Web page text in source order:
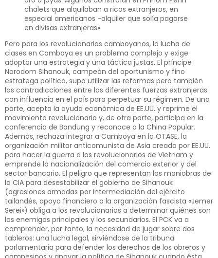
chalets que alquilaban a ricos extranjeros, en
especial americanos -alquiler que solía pagarse
en divisas extranjeras».
Pero para los revolucionarios camboyanos, la lucha de
clases en Camboya es un problema complejo y exige
adoptar una estrategia y una táctica justas. El príncipe
Norodom Sihanouk, campeón del oportunismo y fino
estratega político, supo utilizar las reformas pero también
las contradicciones entre las diferentes fuerzas extranjeras
con influencia en el país para perpetuar su régimen. De una
parte, acepta la ayuda económica de EE.UU. y reprime el
movimiento revolucionario y, de otra parte, participa en la
conferencia de Bandung y reconoce a la China Popular.
Además, rechaza integrar a Camboya en la OTASE, la
organización militar anticomunista de Asia creada por EE.UU.
para hacer la guerra a los revolucionarios de Vietnam y
emprende la nacionalización del comercio exterior y del
sector bancario. El peligro que representan las maniobras de
la CIA para desestabilizar el gobierno de Sihanouk
(agresiones armadas por intermediación del ejército
tailandés, apoyo financiero a la organización fascista «Jemer
Serei») obliga a los revolucionarios a determinar quiénes son
los enemigos principales y los secundarios. El PCK va a
comprender, por tanto, la necesidad de jugar sobre dos
tableros: una lucha legal, sirviéndose de la tribuna
parlamentaria para defender los derechos de los obreros y